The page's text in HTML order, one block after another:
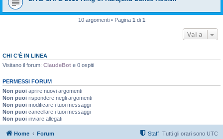
10 argomenti • Pagina 1 di 1
Vai a
CHI C’È IN LINEA
Visitano il forum: ClaudeBot e 0 ospiti
PERMESSI FORUM
Non puoi aprire nuovi argomenti
Non puoi rispondere negli argomenti
Non puoi modificare i tuoi messaggi
Non puoi cancellare i tuoi messaggi
Non puoi inviare allegati
Home Forum Tutti gli orari sono UTC
Staff